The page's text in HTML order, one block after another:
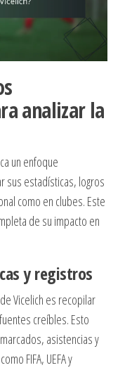
analizar la
un enfoque
sus estadísticas, logros
como en clubes. Este
de su impacto en
y registros
Vicelich es recopilar
creíbles. Esto
asistencias y
FIFA, UEFA y